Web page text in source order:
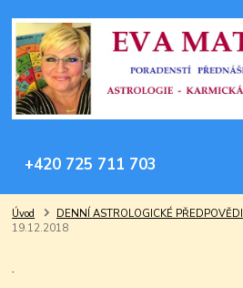
+420 725 711 703
Úvod DENNÍ ASTROLOGICKÉ PŘEDPOVĚDI
19.12.2018
.